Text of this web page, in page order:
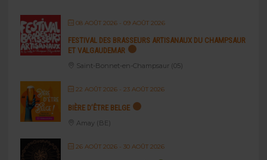
08 AOÛT 2026- 09 AOÛT 2026
FESTIVAL DES BRASSEURS ARTISANAUX DU CHAMPSAUR
ET VALGAUDEMAR
Saint-Bonnet-en-Champsaur (05)
22 AOÛT 2026- 23 AOÛT 2026
BIÈRE D’ÊTRE BELGE
Amay (BE)
26 AOÛT 2026- 30 AOÛT 2026